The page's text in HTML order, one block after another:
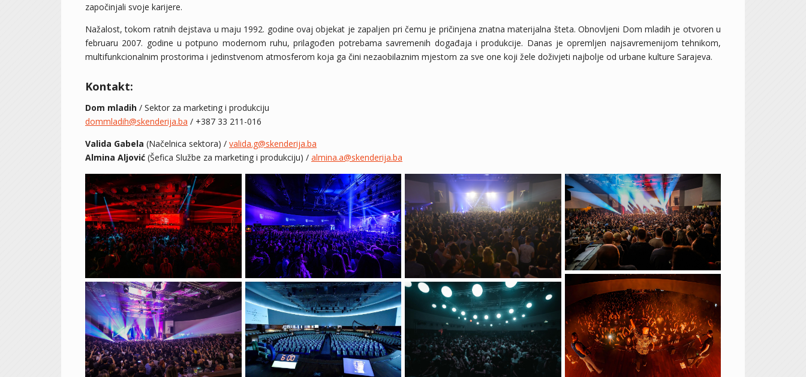
započinjali svoje karijere.
Nažalost, tokom ratnih dejstava u maju 1992. godine ovaj objekat je zapaljen pri čemu je pričinjena znatna materijalna šteta. Obnovljeni Dom mladih je otvoren u
februaru 2007. godine u potpuno modernom ruhu, prilagođen potrebama savremenih događaja i produkcije. Danas je opremljen najsavremenijom tehnikom,
multifunkcionalnim prostorima i jedinstvenom atmosferom koja ga čini nezaobilaznim mjestom za sve one koji žele doživjeti najbolje od urbane kulture Sarajeva.
Kontakt:
Dom mladih / Sektor za marketing i produkciju
dommladih@skenderija.ba / +387 33 211-016
Valida Gabela (Načelnica sektora) / valida.g@skenderija.ba
Almina Aljović (Šefica Službe za marketing i produkciju) / almina.a@skenderija.ba